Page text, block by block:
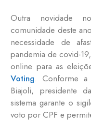
Outra novidade
comunidade deste
necessidade de
pandemia de covid-
online para as
Voting. Conforme a
Biajoli, presidente
sistema garante o
voto por CPF e